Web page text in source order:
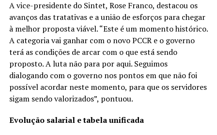
A vice-presidente do Sintet, Rose Franco, destacou os
avanços das tratativas e a união de esforços para chegar
à melhor proposta viável. “Este é um momento histórico.
A categoria vai ganhar com o novo PCCR e o governo
terá as condições de arcar com o que está sendo
proposto. A luta não para por aqui. Seguimos
dialogando com o governo nos pontos em que não foi
possível acordar neste momento, para que os servidores
sigam sendo valorizados”, pontuou.
Evolução salarial e tabela unificada